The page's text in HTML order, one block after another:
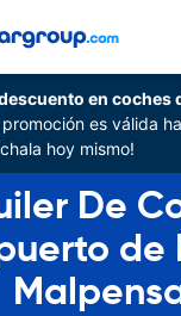
en coches
promoción es válida
hoy mismo!
De
de